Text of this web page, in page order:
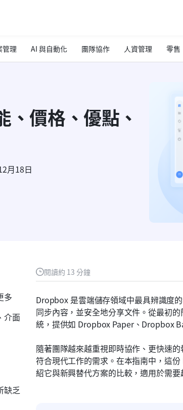
管理 AI 與自動化 團隊協作 人資管理 零售
價格、優點、
月18日
閱讀約 13 分鐘
Dropbox 是雲端儲存領域中最具辨識度
同步內容，並安全地分享文件。從最初
統，提供如 Dropbox Paper、Dropbox
隨著團隊越來越重視即時協作、更快速
符合現代工作的需求。在本指南中，這份
紹它與新興替代方案的比較，適用於需
多
介面
缺乏